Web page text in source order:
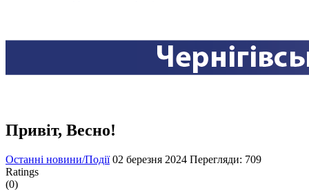
Привіт, Весно!
Останні новини/Події 02 березня 2024 Перегляди: 709
Ratings
(0)